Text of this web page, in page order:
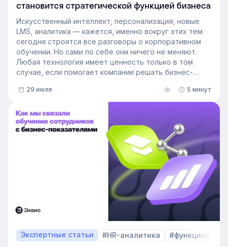
становится стратегической функцией бизнеса
Искусственный интеллект, персонализация, новые
LMS, аналитика — кажется, именно вокруг этих тем
сегодня строятся все разговоры о корпоративном
обучении. Но сами по себе они ничего не меняют.
Любая технология имеет ценность только в том
случае, если помогает компании решать бизнес-
Сегодня бизнес интересует уже не выбор
инструментов, а их результат: какое влияние
обучение оказывает на компанию и можно ли этот
эффект измерить. Такой взгляд меняет подходы к
развитию сотрудников, требования к HR и L&D, а
также на критерии выбора LMS.
В этой статье разбираем, почему это происходит и
как эти изменения повлияют на корпоративное
обучение в ближайшие годы. Материал подготовлен
на основе интервью коммерческого директора
Эквио Леонида Бутакова для подкаста HR4People.
29 июля 5 минут
Экспертные статьи #HR-аналитика #функционал